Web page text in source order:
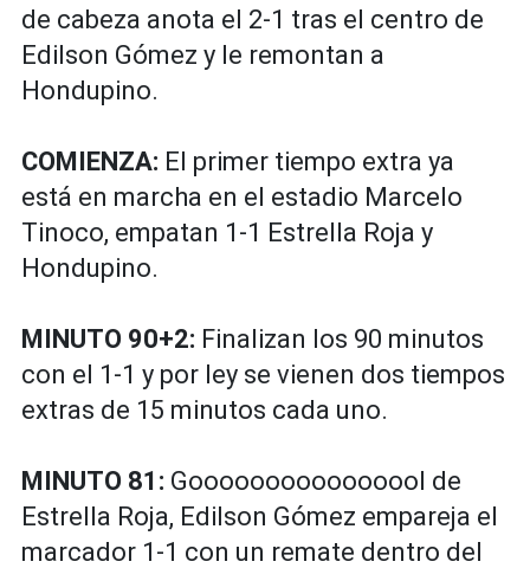
de cabeza anota el 2-1 tras el centro de
Edilson Gómez y le remontan a
Hondupino.
COMIENZA: El primer tiempo extra ya
está en marcha en el estadio Marcelo
Tinoco, empatan 1-1 Estrella Roja y
Hondupino.
MINUTO 90+2: Finalizan los 90 minutos
con el 1-1 y por ley se vienen dos tiempos
extras de 15 minutos cada uno.
MINUTO 81: Goooooooooooooool de
Estrella Roja, Edilson Gómez empareja el
marcador 1-1 con un remate dentro del